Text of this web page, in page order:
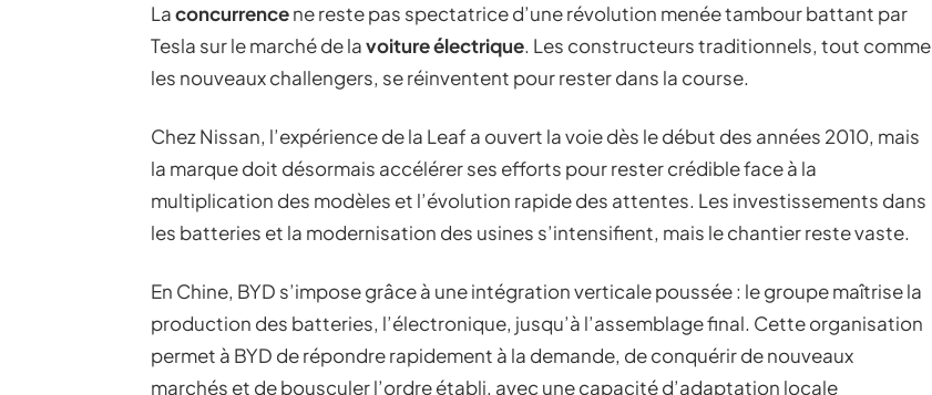
Laconcurrencene reste pas spectatrice d’une révolution menée tambour battant par
Tesla sur le marché de lavoiture électrique. Les constructeurs traditionnels, tout comme
les nouveaux challengers, se réinventent pour rester dans la course.
Chez Nissan, l’expérience de la Leaf a ouvert la voie dès le début des années 2010, mais
la marque doit désormais accélérer ses efforts pour rester crédible face à la
multiplication des modèles et l’évolution rapide des attentes. Les investissements dans
les batteries et la modernisation des usines s’intensifient, mais le chantier reste vaste.
En Chine, BYD s’impose grâce à une intégration verticale poussée : le groupe maîtrise la
production des batteries, l’électronique, jusqu’à l’assemblage final. Cette organisation
permet à BYD de répondre rapidement à la demande, de conquérir de nouveaux
marchés et de bousculer l’ordre établi, avec une capacité d’adaptation locale